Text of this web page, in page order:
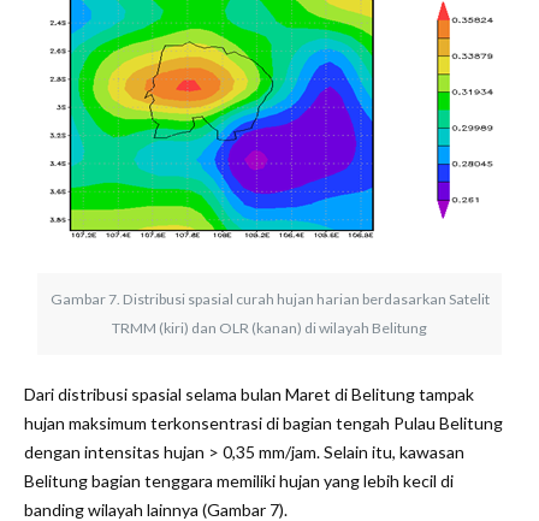
Gambar 7. Distribusi spasial curah hujan harian berdasarkan Satelit
TRMM (kiri) dan OLR (kanan) di wilayah Belitung
Dari distribusi spasial selama bulan Maret di Belitung tampak
hujan maksimum terkonsentrasi di bagian tengah Pulau Belitung
dengan intensitas hujan > 0,35 mm/jam. Selain itu, kawasan
Belitung bagian tenggara memiliki hujan yang lebih kecil di
banding wilayah lainnya (Gambar 7).